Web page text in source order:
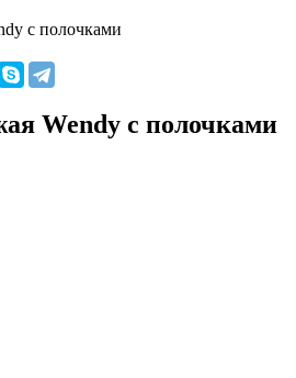
с полочками
Wendy с полочками